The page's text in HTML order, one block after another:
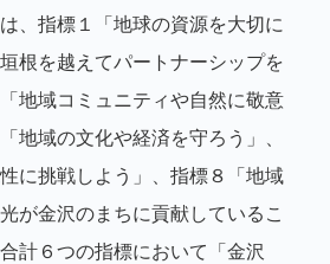
、指標１「地球の資源を大切に
根を越えてパートナーシップを
地域コミュニティや自然に敬意
地域の文化や経済を守ろう」、
に挑戦しよう」、指標８「地域
が金沢のまちに貢献しているこ
計６つの指標において「金沢